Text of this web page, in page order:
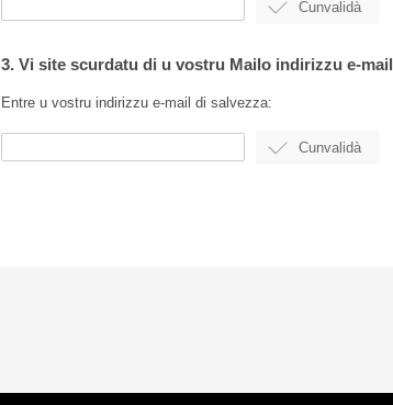
3. Vi site scurdatu di u vostru Mailo indirizzu e-mail
Entre u vostru indirizzu e-mail di salvezza: